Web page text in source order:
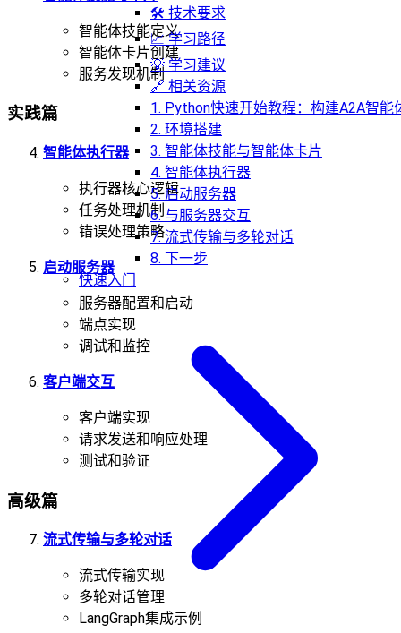
🛠️ 技术要求
📈 学习路径
💡 学习建议
🔗 相关资源
1. Python快速开始教程：构建A2A智能
2. 环境搭建
3. 智能体技能与智能体卡片
4. 智能体执行器
5. 启动服务器
6. 与服务器交互
7. 流式传输与多轮对话
8. 下一步
快速入门
智能体技能定义
智能体卡片创建
服务发现机制
实践篇
智能体执行器
执行器核心逻辑
任务处理机制
错误处理策略
启动服务器
服务器配置和启动
端点实现
调试和监控
客户端交互
客户端实现
请求发送和响应处理
测试和验证
高级篇
流式传输与多轮对话
流式传输实现
多轮对话管理
LangGraph集成示例